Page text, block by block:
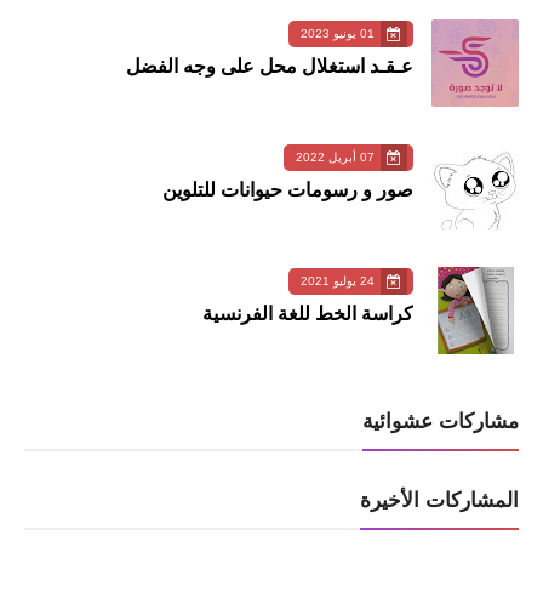
01 يونيو 2023
عـقـد استغلال محل على وجه الفضل
07 أبريل 2022
صور و رسومات حيوانات للتلوين
24 يوليو 2021
كراسة الخط للغة الفرنسية
مشاركات عشوائية
المشاركات الأخيرة